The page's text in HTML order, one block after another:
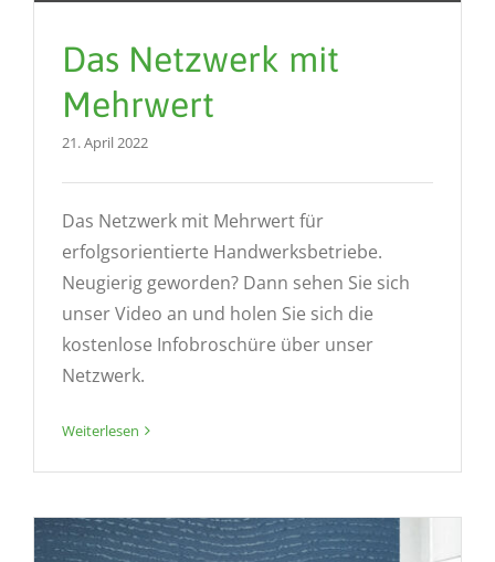
Das Netzwerk mit
Mehrwert
21. April 2022
Das Netzwerk mit Mehrwert für
erfolgsorientierte Handwerksbetriebe.
Neugierig geworden? Dann sehen Sie sich
unser Video an und holen Sie sich die
kostenlose Infobroschüre über unser
Netzwerk.
Weiterlesen